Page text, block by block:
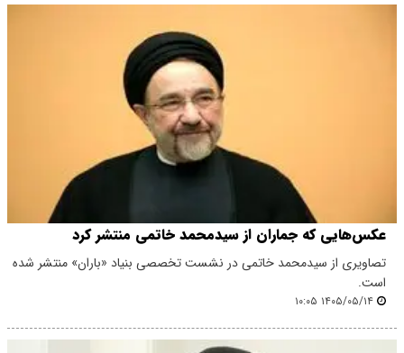
عکس‌هایی که جماران از سیدمحمد خاتمی منتشر کرد
تصاویری از سیدمحمد خاتمی در نشست تخصصی بنیاد «باران» منتشر شده
است.
۱۴۰۵/۰۵/۱۴ ۱۰:۰۵